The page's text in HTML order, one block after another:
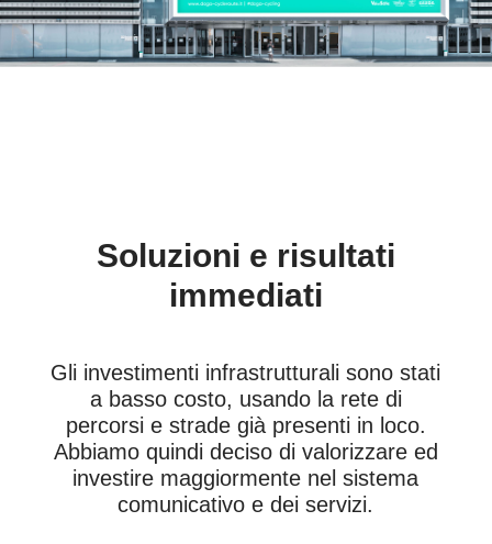
Soluzioni e risultati
immediati
Gli investimenti infrastrutturali sono stati
a basso costo, usando la rete di
percorsi e strade già presenti in loco.
Abbiamo quindi deciso di valorizzare ed
investire maggiormente nel sistema
comunicativo e dei servizi.